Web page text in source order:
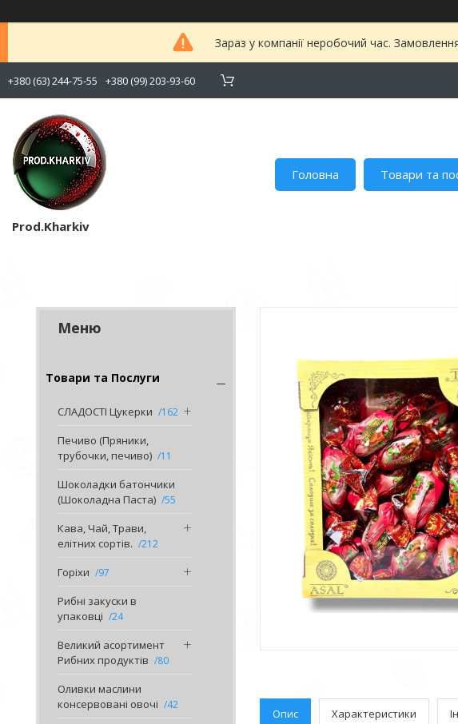
Зараз у компанії неробочий час.
+380 (63) 244-75-55 +380 (99) 203-93-60
Prod.Kharkiv
Головна Товари та
Товари та Послуги
СЛАДОСТІ Цукерки 162
Печиво (Пряники,
трубочки, печиво)
11
Шоколадки батончики
(Шоколадна Паста)
55
Кава, Чай, Трави,
елітних сортів.
212
Горіхи 97
Рибні закуски в
упаковці
24
Великий асортимент
Рибних продуктів
80
Оливки маслини
консервовані овочі
42
Опис Характеристики